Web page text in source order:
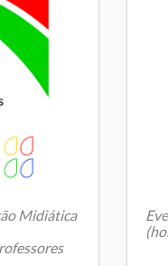
Midiática